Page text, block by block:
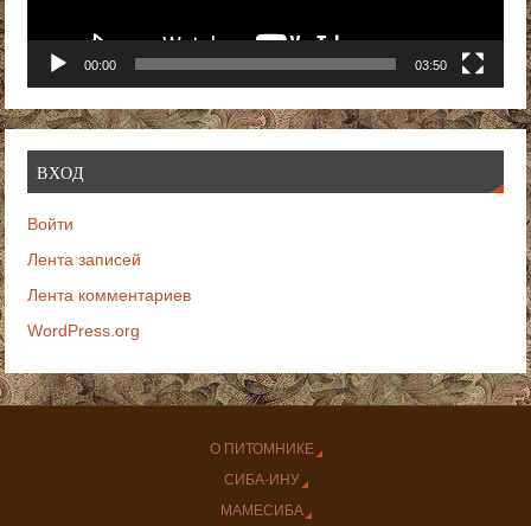
00:00 03:50
ВХОД
Войти
Лента записей
Лента комментариев
WordPress.org
О ПИТОМНИКЕ
СИБА-ИНУ
МАМЕСИБА